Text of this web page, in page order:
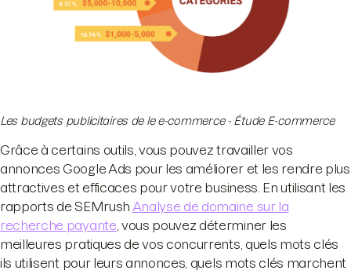
Les budgets publicitaires de le e-commerce - Étude E-commerce
Grâce à certains outils, vous pouvez travailler vos
annonces Google Ads pour les améliorer et les rendre plus
attractives et efficaces pour votre business. En utilisant les
rapports de SEMrush Analyse de domaine sur la
recherche payante , vous pouvez déterminer les
meilleures pratiques de vos concurrents, quels mots clés
ils utilisent pour leurs annonces, quels mots clés marchent